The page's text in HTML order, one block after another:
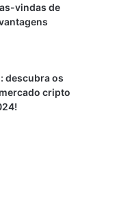
vindas de
descubra os
cripto